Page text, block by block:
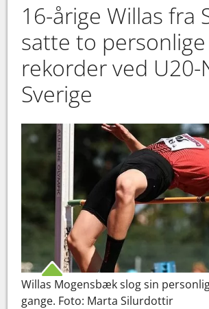
16-årige Willas fra
satte to personlige
rekorder ved U20-
Sverige
Willas Mogensbæk slog sin
gange. Foto: Marta Silurdottir